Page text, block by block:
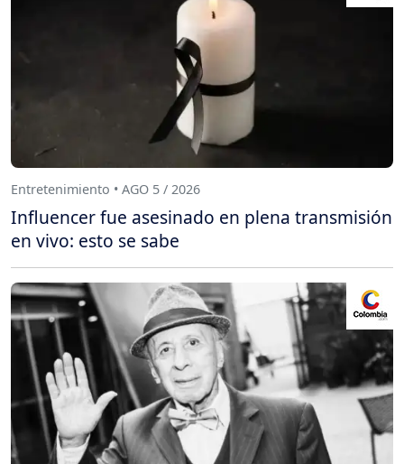
Entretenimiento • AGO 5 / 2026
Influencer fue asesinado en plena transmisión
en vivo: esto se sabe